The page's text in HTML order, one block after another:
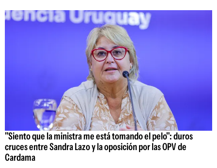
"Siento que la ministra me está tomando el pelo": duros
cruces entre Sandra Lazo y la oposición por las OPV de
Cardama